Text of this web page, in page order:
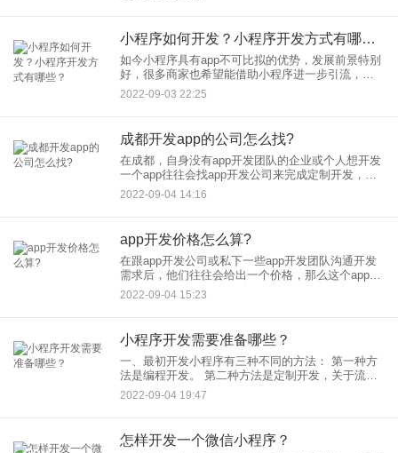
小程序如何开发？小程序开发方式有哪些？
如今小程序具有app不可比拟的优势，发展前景特别
好，很多商家也希望能借助小程序进一步引流，提
高自己的业绩。那小程序如何开发呢？小程序开发
方式有哪些？
2022-09-03 22:25
成都开发app的公司怎么找?
在成都，自身没有app开发团队的企业或个人想开发
一个app往往会找app开发公司来完成定制开发，那
么成都开发app的公司怎么找呢？ 成都app开发公司
大多
2022-09-04 14:16
app开发价格怎么算?
在跟app开发公司或私下一些app开发团队沟通开发
需求后，他们往往会给出一个价格，那么这个app开
发价格怎么算的呢？ 关于企业或个人的需求，app开
发团队往往会进
2022-09-04 15:23
小程序开发需要准备哪些？
一、最初开发小程序有三种不同的方法： 第一种方
法是编程开发。 第二种方法是定制开发，关于流程
是委托一家小程序定制公司定制开发，并明确告知
定制团队为他们提供可行的解决方案并实
2022-09-04 19:47
怎样开发一个微信小程序？